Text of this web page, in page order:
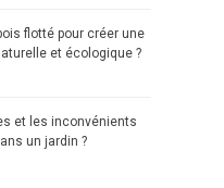
flotté pour créer une
et écologique ?
et les inconvénients
un jardin ?